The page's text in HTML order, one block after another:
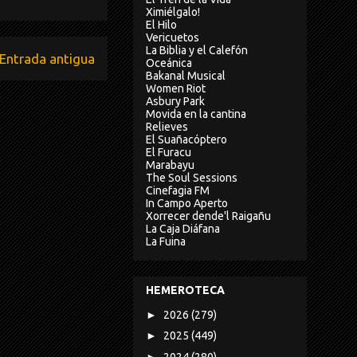
Entrada antigua
Ximiélgalo!
El Hilo
Vericuetos
La Biblia y el Calefón
Oceánica
Bakanal Musical
Women Riot
Asbury Park
Movida en la cantina
Relieves
El Suañacóptero
El Furacu
Marabayu
The Soul Sessions
Cinefagia FM
In Campo Aperto
Xorrecer dende'l Raigañu
La Caja Diáfana
La Fuina
HEMEROTECA
► 2026 (279)
► 2025 (449)